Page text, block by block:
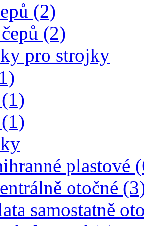
(2)
(2)
pro strojky
plastové
otočné
samostatně